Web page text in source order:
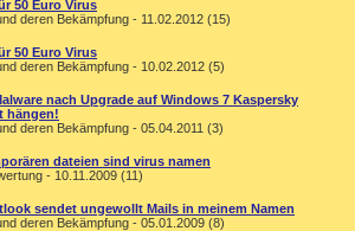
50 Euro Virus
deren Bekämpfung - 11.02.2012 (15)
50 Euro Virus
deren Bekämpfung - 10.02.2012 (5)
nach Upgrade auf Windows 7 Kaspersky
hängen!
deren Bekämpfung - 05.04.2011 (3)
dateien sind virus namen
- 10.11.2009 (11)
sendet ungewollt Mails in meinem Namen
deren Bekämpfung - 05.01.2009 (8)